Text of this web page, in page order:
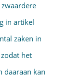
in artikel
zaken in
het
daaraan kan